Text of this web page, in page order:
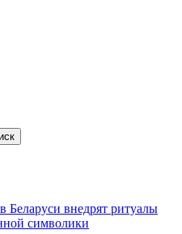
Беларуси внедрят ритуалы
символики